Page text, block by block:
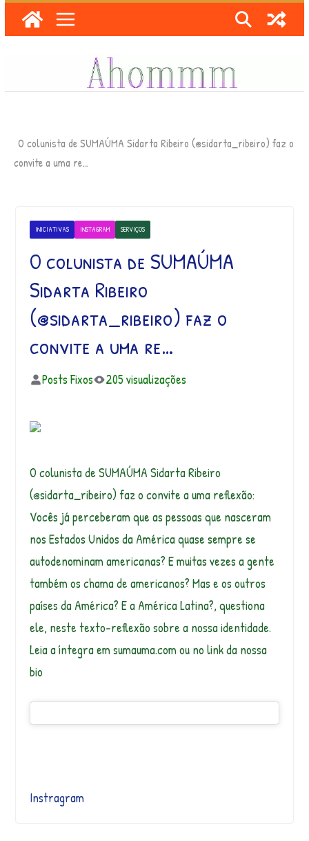
Skip
to
O colunista de SUMAÚMA Sidarta Ribeiro (@sidarta_ribeiro) faz o
convite a uma re…
INICIATIVAS INSTAGRAM SERVIÇOS
O colunista de SUMAÚMA
Sidarta Ribeiro
(@sidarta_ribeiro) faz o
convite a uma re…
Posts Fixos 205 visualizações
O colunista de SUMAÚMA Sidarta Ribeiro
(@sidarta_ribeiro) faz o convite a uma reflexão:
Vocês já perceberam que as pessoas que nasceram
nos Estados Unidos da América quase sempre se
autodenominam americanas? E muitas vezes a gente
também os chama de americanos? Mas e os outros
países da América? E a América Latina?, questiona
ele, neste texto-reflexão sobre a nossa identidade.
Leia a íntegra em sumauma.com ou no link da nossa
bio
Instragram